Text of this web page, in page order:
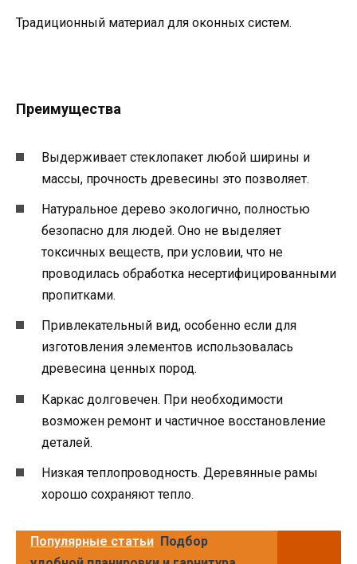
Традиционный материал для оконных систем.
Преимущества
Выдерживает стеклопакет любой ширины и
массы, прочность древесины это позволяет.
Натуральное дерево экологично, полностью
безопасно для людей. Оно не выделяет
токсичных веществ, при условии, что не
проводилась обработка несертифицированными
пропитками.
Привлекательный вид, особенно если для
изготовления элементов использовалась
древесина ценных пород.
Каркас долговечен. При необходимости
возможен ремонт и частичное восстановление
деталей.
Низкая теплопроводность. Деревянные рамы
хорошо сохраняют тепло.
Популярные статьи Подбор